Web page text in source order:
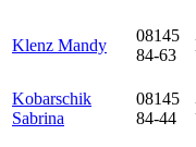
Klenz Mandy
08145
84-63
Kobarschik
Sabrina
08145
84-44